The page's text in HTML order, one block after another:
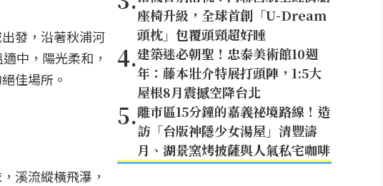
發，沿著秋浦河
中，陽光柔和，
佳場所。
溪流縱橫飛瀑，
座椅升級，全球首創「U-Dream
頭枕」包覆頭頸超好睡
4.建築迷必朝聖！忠泰美術館10週
年：藤本壯介特展打頭陣，1:5大
屋根8月震撼空降台北
5.離市區15分鐘的嘉義祕境路線！造
訪「台版神隱少女湯屋」清豐濤
月、湖景窯烤披薩與人氣私宅咖啡